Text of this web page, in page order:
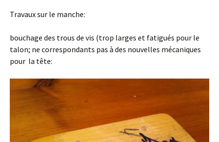
Travaux sur le manche:
bouchage des trous de vis (trop larges et fatigués pour le
talon; ne correspondants pas à des nouvelles mécaniques
pour la tête: